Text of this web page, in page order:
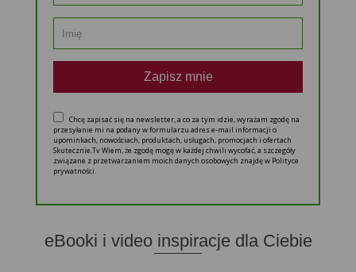
Zapisz mnie
Chcę zapisać się na newsletter, a co za tym idzie, wyrażam zgodę na
przesyłanie mi na podany w formularzu adres e-mail informacji o
upominkach, nowościach, produktach, usługach, promocjach i ofertach
Skutecznie.Tv Wiem, że zgodę mogę w każdej chwili wycofać, a szczegóły
związane z przetwarzaniem moich danych osobowych znajdę w Polityce
prywatności.
eBooki i video inspiracje dla Ciebie